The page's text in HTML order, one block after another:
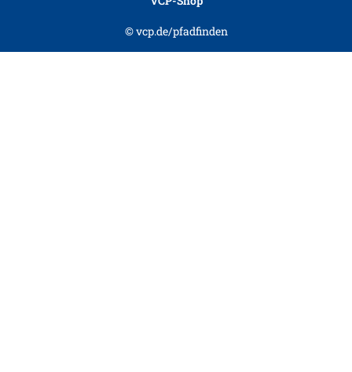
© vcp.de/pfadfinden